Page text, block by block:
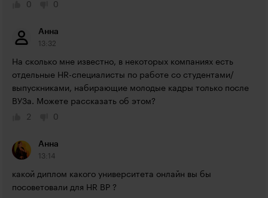
0
0
Анна
13:32
На сколько мне известно, в некоторых компаниях есть
отдельные HR-специалисты по работе со студентами/
выпускниками, набирающие молодые кадры только после
ВУЗа. Можете рассказать об этом?
2
0
Анна
13:14
какой диплом какого университета онлайн вы бы
посоветовали для HR BP ?